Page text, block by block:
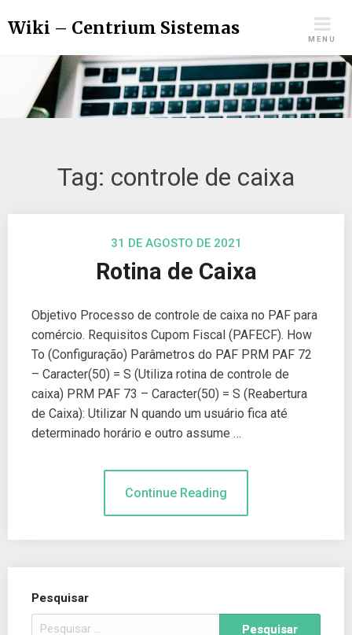
Wiki – Centrium Sistemas
MENU
Tag: controle de caixa
31 DE AGOSTO DE 2021
Rotina de Caixa
Objetivo Processo de controle de caixa no PAF para
comércio. Requisitos Cupom Fiscal (PAFECF). How
To (Configuração) Parâmetros do PAF PRM PAF 72
– Caracter(50) = S (Utiliza rotina de controle de
caixa) PRM PAF 73 – Caracter(50) = S (Reabertura
de Caixa): Utilizar N quando um usuário fica até
determinado horário e outro assume …
Continue Reading
Pesquisar